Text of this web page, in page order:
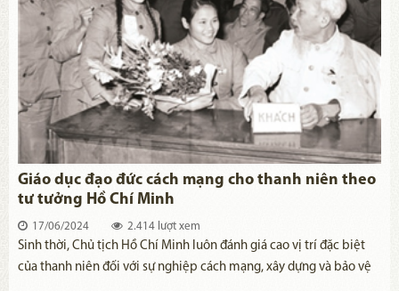
chức chính trị - xã hội, địa phương, đơn vị gắn với chống suy thoái
về tư tưởng chính trị, đạo đức, lối sống và những biểu hiện “tự
diễn biến”, “tự chuyển hóa” trong nội bộ”. Trong đó, nhấn mạnh,
chống suy thoái tư tưởng chính trị, đạo đức, lối sống, nhất là về tư
tưởng chính trị và các biểu hiện “tự diễn biến”, “tự chuyển hóa”
trong nội bộ; góp phần xây dựng Đảng trong sạch, vững mạnh về
chính trị, tư tưởng, tổ chức và đạo đức. Lần đầu tiên trong Văn kiện
Đại hội XII của Đảng khẳng định xây
Giáo dục đạo đức cách mạng cho thanh niên theo
tư tưởng Hồ Chí Minh
17/06/2024 2.414 lượt xem
​Sinh thời, Chủ tịch Hồ Chí Minh luôn đánh giá cao vị trí đặc biệt
của thanh niên đối với sự nghiệp cách mạng, xây dựng và bảo vệ